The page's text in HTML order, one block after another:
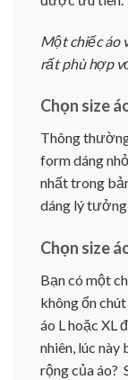
Một chiếc áo
rất phù hợp
Chọn size
Thông
form dáng
nhất trong
dáng lý
Chọn size
Bạn có một
không ổn
áo L hoặc XL
nhiên, lúc
rộng của áo?